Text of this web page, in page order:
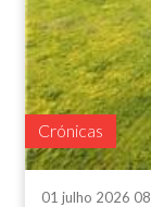
Crónicas
01 julho 2026